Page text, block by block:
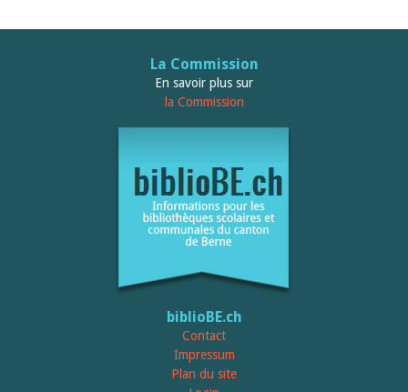
La Commission
En savoir plus sur
la Commission
biblioBE.ch
Contact
Impressum
Plan du site